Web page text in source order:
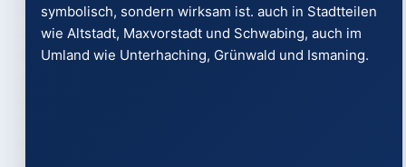
symbolisch, sondern wirksam ist. auch in Stadtteilen
wie Altstadt, Maxvorstadt und Schwabing, auch im
Umland wie Unterhaching, Grünwald und Ismaning.